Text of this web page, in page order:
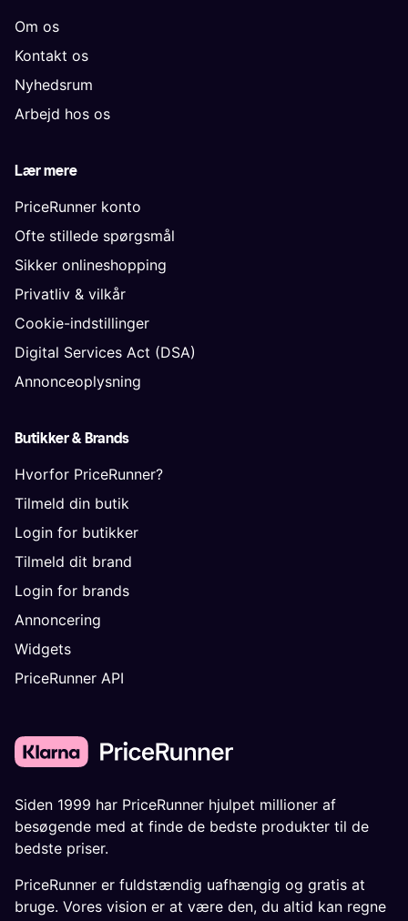
Om os
Kontakt os
Nyhedsrum
Arbejd hos os
Lær mere
PriceRunner konto
Ofte stillede spørgsmål
Sikker onlineshopping
Privatliv & vilkår
Cookie-indstillinger
Digital Services Act (DSA)
Annonceoplysning
Butikker & Brands
Hvorfor PriceRunner?
Tilmeld din butik
Login for butikker
Tilmeld dit brand
Login for brands
Annoncering
Widgets
PriceRunner API
Siden 1999 har PriceRunner hjulpet millioner af
besøgende med at finde de bedste produkter til de
bedste priser.
PriceRunner er fuldstændig uafhængig og gratis at
bruge. Vores vision er at være den, du altid kan regne